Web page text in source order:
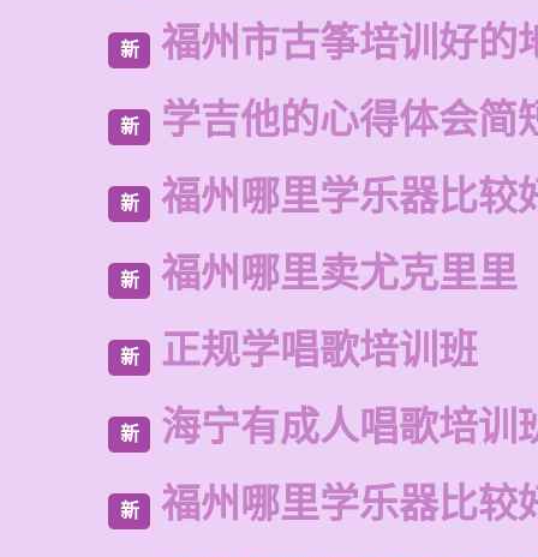
新 福州市古筝培训好的
新 学吉他的心得体会简
新 福州哪里学乐器比较
新 福州哪里卖尤克里里
新 正规学唱歌培训班
新 海宁有成人唱歌培训
新 福州哪里学乐器比较